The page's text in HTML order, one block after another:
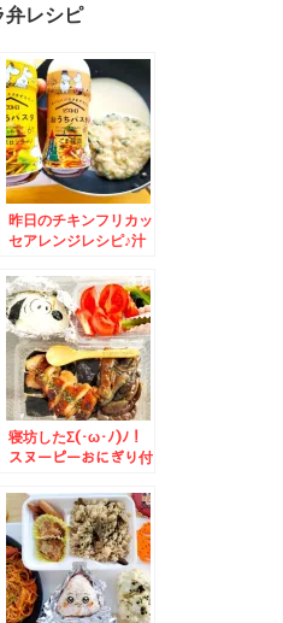
弁レシピ
昨日のチキンフリカッ
セアレンジレシピ♪汁
タ♪勝手に福岡コラボ
レシピ♪
寝坊したΣ(･ω･ﾉ)ﾉ！
スヌーピーおにぎり付